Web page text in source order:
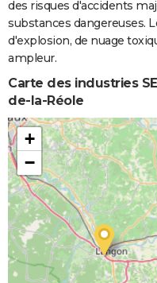
des risques d'accidents
substances dangereuses.
d'explosion, de nuage
ampleur.
Carte des industries
de-la-Réole
+
−